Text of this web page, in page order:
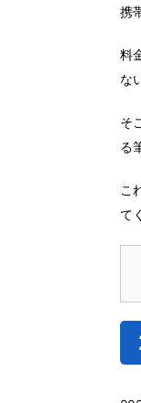
携
料
な
そ
る
こ
て